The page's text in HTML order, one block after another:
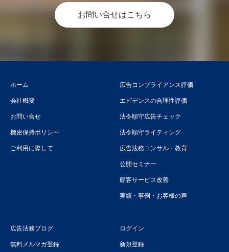
お問い合せはこちら
ホーム
会社概要
お問い合せ
機密保持ポリシー
ご利用に際して
広告コンプライアンス評価
エビデンスの合理性評価
法令順守広告チェック
法令順守ライティング
広告法務コンサル・教育
公開セミナー
顧客サービス改善
実績・事例・お客様の声
広告法務ブログ
無料メルマガ登録
ログイン
新規登録